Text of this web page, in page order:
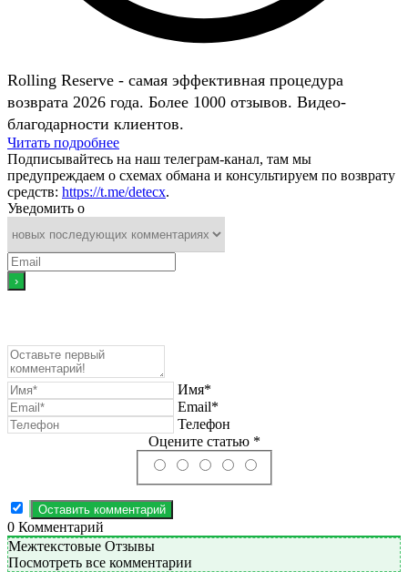
Rolling Reserve - самая эффективная процедура
возврата 2026 года. Более 1000 отзывов. Видео-
благодарности клиентов.
Читать подробнее
Подписывайтесь на наш телеграм-канал, там мы
предупреждаем о схемах обмана и консультируем по возврату
средств: https://t.me/detecx.
Уведомить о
Имя*
Email*
Телефон
Оцените статью *
0 Комментарий
Межтекстовые Отзывы
Посмотреть все комментарии